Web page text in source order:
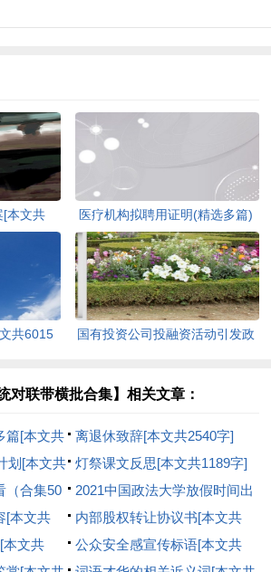
[本文共
医疗机构拟聘用证明(精选多篇)
[本文共1119字]
共6015
国有投资公司投融资活动引发政
字]
对联带横批合集】相关文章：
篇[本文共
离退休致辞[本文共2540字]
划[本文共 灯祭课文反思[本文共1189字]
（合集50
2021中国政法大学放假时间出
炉[本文共2701字]
[本文共
内部股权转让协议书[本文共
5274字]
本文共
公众安全感宣传标语[本文共